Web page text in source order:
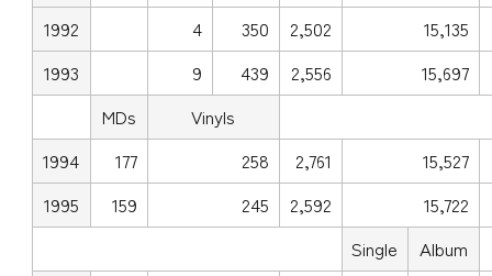
1992
4 350 2,502
15,135
1993
9 439 2,556
15,697
MDs
Vinyls
1994
177 258 2,761
15,527
1995
159 245 2,592
15,722
Single
Album